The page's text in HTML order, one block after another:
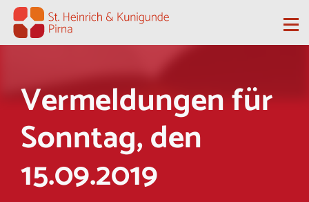
Zum Inhalt springen
Vermeldungen für
Sonntag, den
15.09.2019